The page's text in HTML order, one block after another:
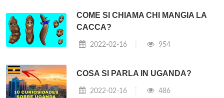
COME SI CHIAMA CHI MANGIA LA
CACCA?
2022-02-16 954
COSA SI PARLA IN UGANDA?
2022-02-16 486